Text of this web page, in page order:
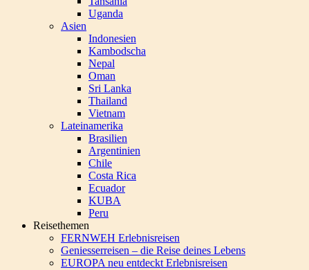
Uganda
Asien
Indonesien
Kambodscha
Nepal
Oman
Sri Lanka
Thailand
Vietnam
Lateinamerika
Brasilien
Argentinien
Chile
Costa Rica
Ecuador
KUBA
Peru
Reisethemen
FERNWEH Erlebnisreisen
Geniesserreisen – die Reise deines Lebens
EUROPA neu entdeckt Erlebnisreisen